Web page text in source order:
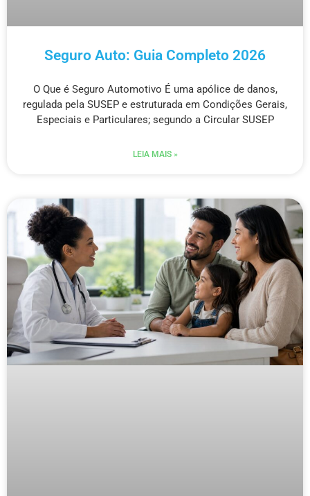
Seguro Auto: Guia Completo 2026
O Que é Seguro Automotivo É uma apólice de danos,
regulada pela SUSEP e estruturada em Condições Gerais,
Especiais e Particulares; segundo a Circular SUSEP
LEIA MAIS »